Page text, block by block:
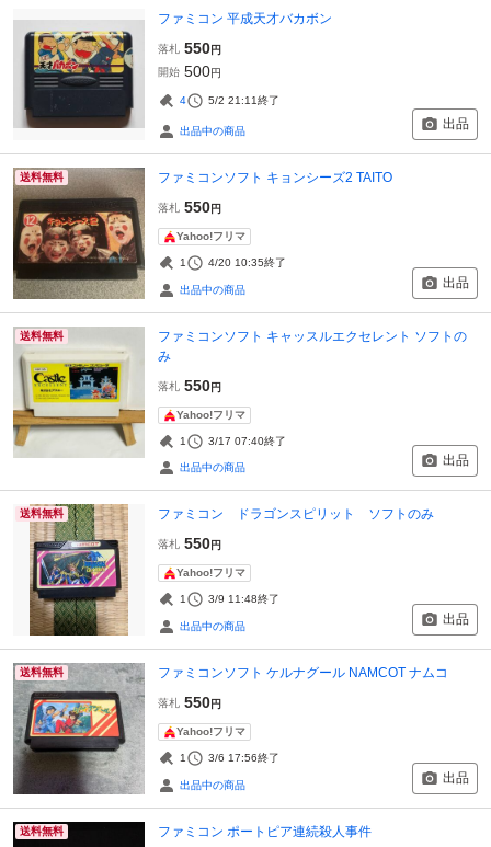
ファミコン 平成天才バカボン
落札 550円
開始 500円
4 5/2 21:11終了
出品中の商品 出品
送料無料 ファミコンソフト キョンシーズ2 TAITO
落札 550円
Yahoo!フリマ
1 4/20 10:35終了
出品中の商品 出品
送料無料
ファミコンソフト キャッスルエクセレント ソフトの
み
落札 550円
Yahoo!フリマ
1 3/17 07:40終了
出品中の商品 出品
送料無料 ファミコン ドラゴンスピリット ソフトのみ
落札 550円
Yahoo!フリマ
1 3/9 11:48終了
出品中の商品 出品
送料無料 ファミコンソフト ケルナグール NAMCOT ナムコ
落札 550円
Yahoo!フリマ
1 3/6 17:56終了
出品中の商品 出品
送料無料 ファミコン ポートピア連続殺人事件